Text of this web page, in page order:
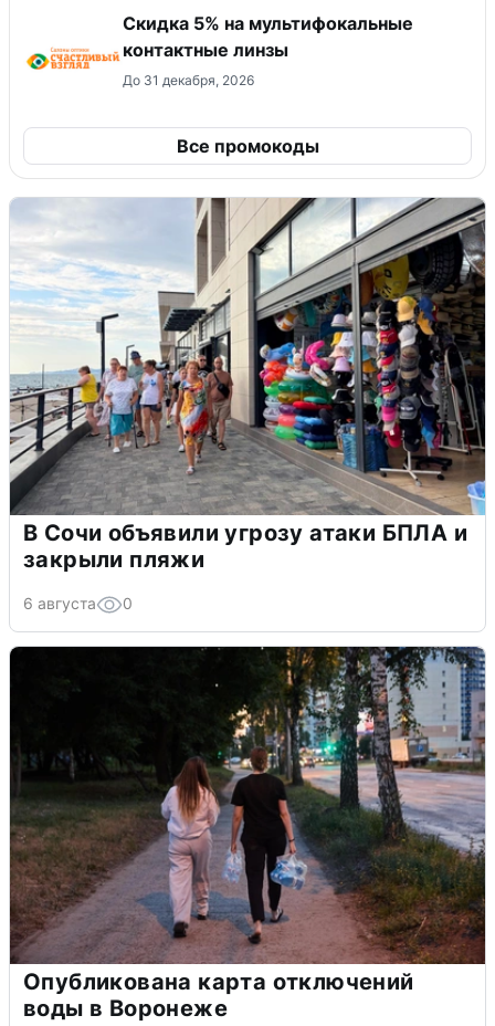
Скидка 5% на мультифокальные
контактные линзы
До 31 декабря, 2026
Все промокоды
В Сочи объявили угрозу атаки БПЛА и
закрыли пляжи
6 августа 0
Опубликована карта отключений
воды в Воронеже